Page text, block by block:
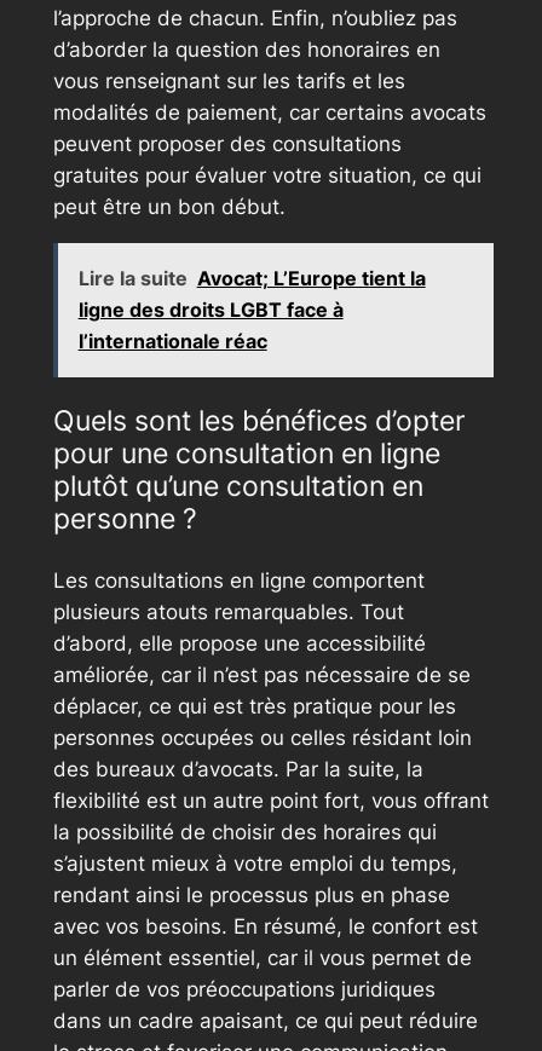
l’approche de chacun. Enfin, n’oubliez pas
d’aborder la question des honoraires en
vous renseignant sur les tarifs et les
modalités de paiement, car certains avocats
peuvent proposer des consultations
gratuites pour évaluer votre situation, ce qui
peut être un bon début.
Lire la suite Avocat; L’Europe tient la
ligne des droits LGBT face à
l’internationale réac
Quels sont les bénéfices d’opter
pour une consultation en ligne
plutôt qu’une consultation en
personne ?
Les consultations en ligne comportent
plusieurs atouts remarquables. Tout
d’abord, elle propose une accessibilité
améliorée, car il n’est pas nécessaire de se
déplacer, ce qui est très pratique pour les
personnes occupées ou celles résidant loin
des bureaux d’avocats. Par la suite, la
flexibilité est un autre point fort, vous offrant
la possibilité de choisir des horaires qui
s’ajustent mieux à votre emploi du temps,
rendant ainsi le processus plus en phase
avec vos besoins. En résumé, le confort est
un élément essentiel, car il vous permet de
parler de vos préoccupations juridiques
dans un cadre apaisant, ce qui peut réduire